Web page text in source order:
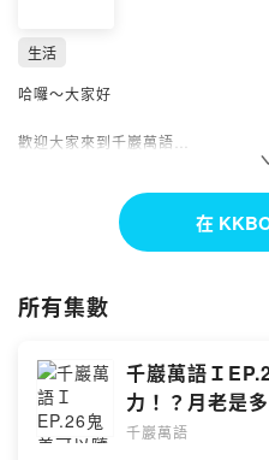
生活
哈囉～大家好
歡迎大家來到千巖萬語
這是我徒弟來我家找我聊天的頻道
Powered by Firstory Hosting
在
所有集數
千巖萬語Ｉ
力！？月老是
千巖萬語